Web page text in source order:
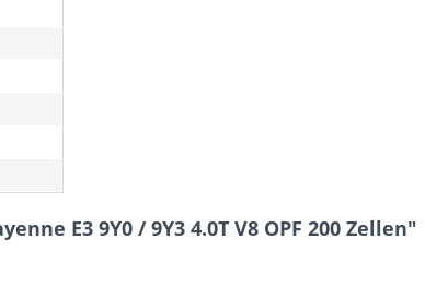
E3 9Y0 / 9Y3 4.0T V8 OPF 200 Zellen"